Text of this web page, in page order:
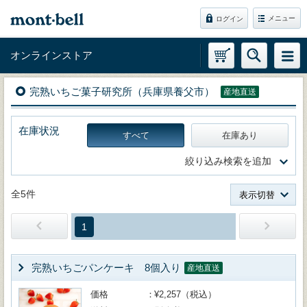
ログイン メニュー
オンラインストア
完熟いちご菓子研究所（兵庫県養父市） 産地直送
在庫状況 すべて 在庫あり
絞り込み検索を追加
全5件 表示切替
1
完熟いちごパンケーキ 8個入り 産地直送
価格
¥2,257（税込）